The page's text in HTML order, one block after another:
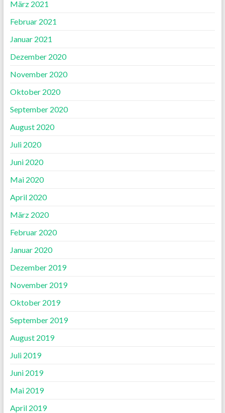
März 2021
Februar 2021
Januar 2021
Dezember 2020
November 2020
Oktober 2020
September 2020
August 2020
Juli 2020
Juni 2020
Mai 2020
April 2020
März 2020
Februar 2020
Januar 2020
Dezember 2019
November 2019
Oktober 2019
September 2019
August 2019
Juli 2019
Juni 2019
Mai 2019
April 2019